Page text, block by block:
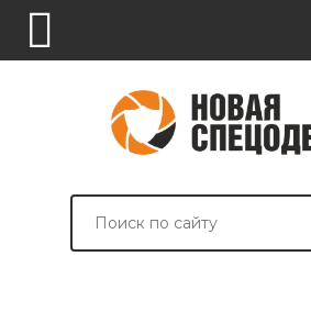
СПЕЦОДЕЖДА
СПЕЦОБУВЬ
СРЕДСТВА
ВСПОМОГАТЕЛЬНЫЕ
БРЕНДИРОВАНИЕ